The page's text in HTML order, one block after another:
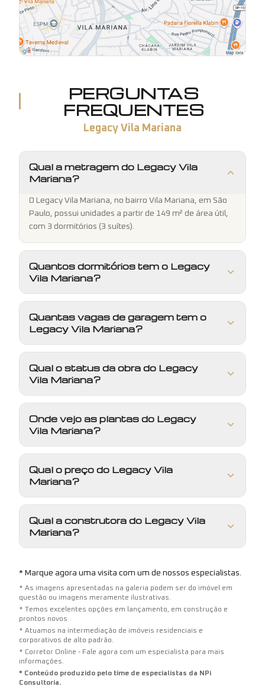
PERGUNTAS
FREQUENTES
Legacy Vila Mariana
Qual a metragem do Legacy Vila
Mariana?
O Legacy Vila Mariana, no bairro Vila Mariana, em São
Paulo, possui unidades a partir de 149 m² de área útil,
com 3 dormitórios (3 suítes).
Quantos dormitórios tem o Legacy
Vila Mariana?
Quantas vagas de garagem tem o
Legacy Vila Mariana?
Qual o status da obra do Legacy
Vila Mariana?
Onde vejo as plantas do Legacy
Vila Mariana?
Qual o preço do Legacy Vila
Mariana?
Qual a construtora do Legacy Vila
Mariana?
* Marque agora uma visita com um de nossos especialistas.
* As imagens apresentadas na galeria podem ser do imóvel em
questão ou imagens meramente ilustrativas.
* Temos excelentes opções em lançamento, em construção e
prontos novos
* Atuamos na intermediação de imóveis residenciais e
corporativos de alto padrão.
* Corretor Online - Fale agora com um especialista para mais
informações.
* Conteúdo produzido pelo time de especialistas da NPi
Consultoria.